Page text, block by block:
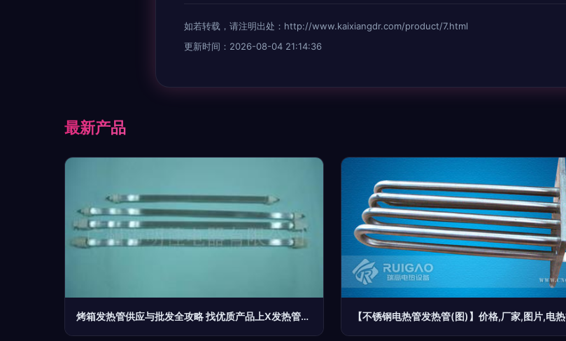
如若转载，请注明出处：http://www.kaixiangdr.com/product/7.html
更新时间：2026-08-04 21:14:36
最新产品
烤箱发热管供应与批发全攻略 找优质产品上X发热管平台